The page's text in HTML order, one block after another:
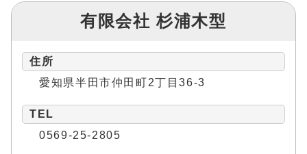
有限会社 杉浦木型
住所
愛知県半田市仲田町2丁目36-3
TEL
0569-25-2805